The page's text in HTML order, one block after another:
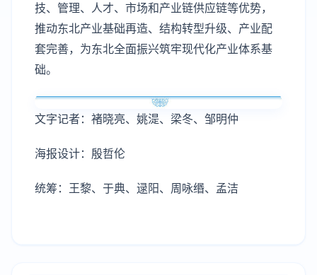
技、管理、人才、市场和产业链供应链等优势，
推动东北产业基础再造、结构转型升级、产业配
套完善，为东北全面振兴筑牢现代化产业体系基
础。
文字记者：褚晓亮、姚湜、梁冬、邹明仲
海报设计：殷哲伦
统筹：王黎、于典、逯阳、周咏缗、孟洁